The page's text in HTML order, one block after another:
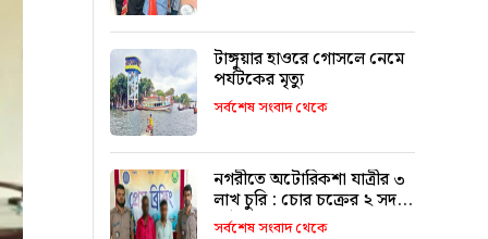
টাঙ্গুয়ার হাওরে গোসলে নেমে
পর্যটকের মৃত্যু
সর্বশেষ সংবাদ থেকে
নগরীতে অটোরিকশা যাত্রীর ৩
লাখ চুরি : চোর চক্রের ২ সদস্য
আটক
সর্বশেষ সংবাদ থেকে